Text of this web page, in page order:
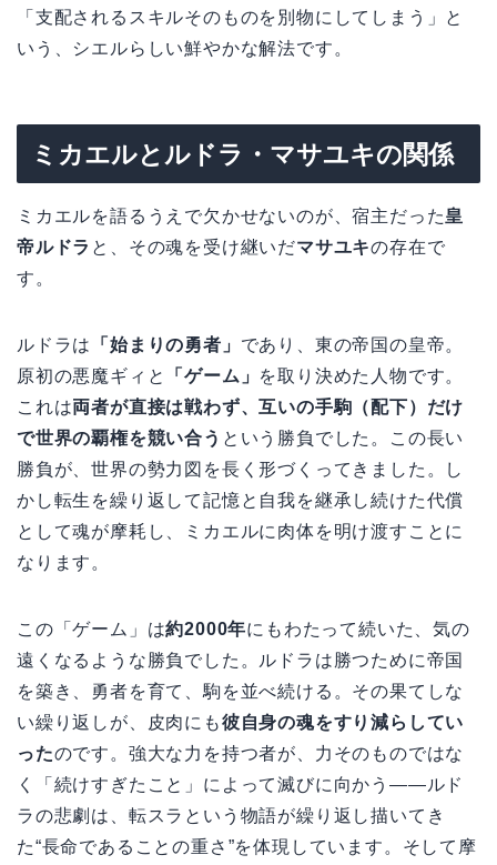
「支配されるスキルそのものを別物にしてしまう」と
いう、シエルらしい鮮やかな解法です。
ミカエルとルドラ・マサユキの関係
ミカエルを語るうえで欠かせないのが、宿主だった皇
帝ルドラ と、その魂を受け継いだマサユキの存在で
す。
ルドラは 「始まりの勇者」 であり、東の帝国の皇帝。
原初の悪魔ギィと
「ゲーム」 を取り決めた人物です。
これは両者が直接は戦わず、互いの手駒（配下）だけ
で世界の覇権を競い合う という勝負でした。この長い
勝負が、世界の勢力図を長く形づくってきました。し
かし転生を繰り返して記憶と自我を継承し続けた代償
として魂が摩耗し、ミカエルに肉体を明け渡すことに
なります。
この「ゲーム」は約2000年にもわたって続いた、気の
遠くなるような勝負でした。ルドラは勝つために帝国
を築き、勇者を育て、駒を並べ続ける。その果てしな
い繰り返しが、皮肉にも彼自身の魂をすり減らしてい
ったのです。強大な力を持つ者が、力そのものではな
く「続けすぎたこと」によって滅びに向かう——ルド
ラの悲劇は、転スラという物語が繰り返し描いてき
た“長命であることの重さ”を体現しています。そして摩